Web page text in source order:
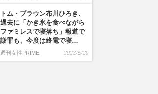
トム・ブラウン布川ひろき、
過去に「かき氷を食べながら
ファミレスで寝落ち」報道で
謝罪も、今度は終電で寝…
週刊女性PRIME 2023/6/29